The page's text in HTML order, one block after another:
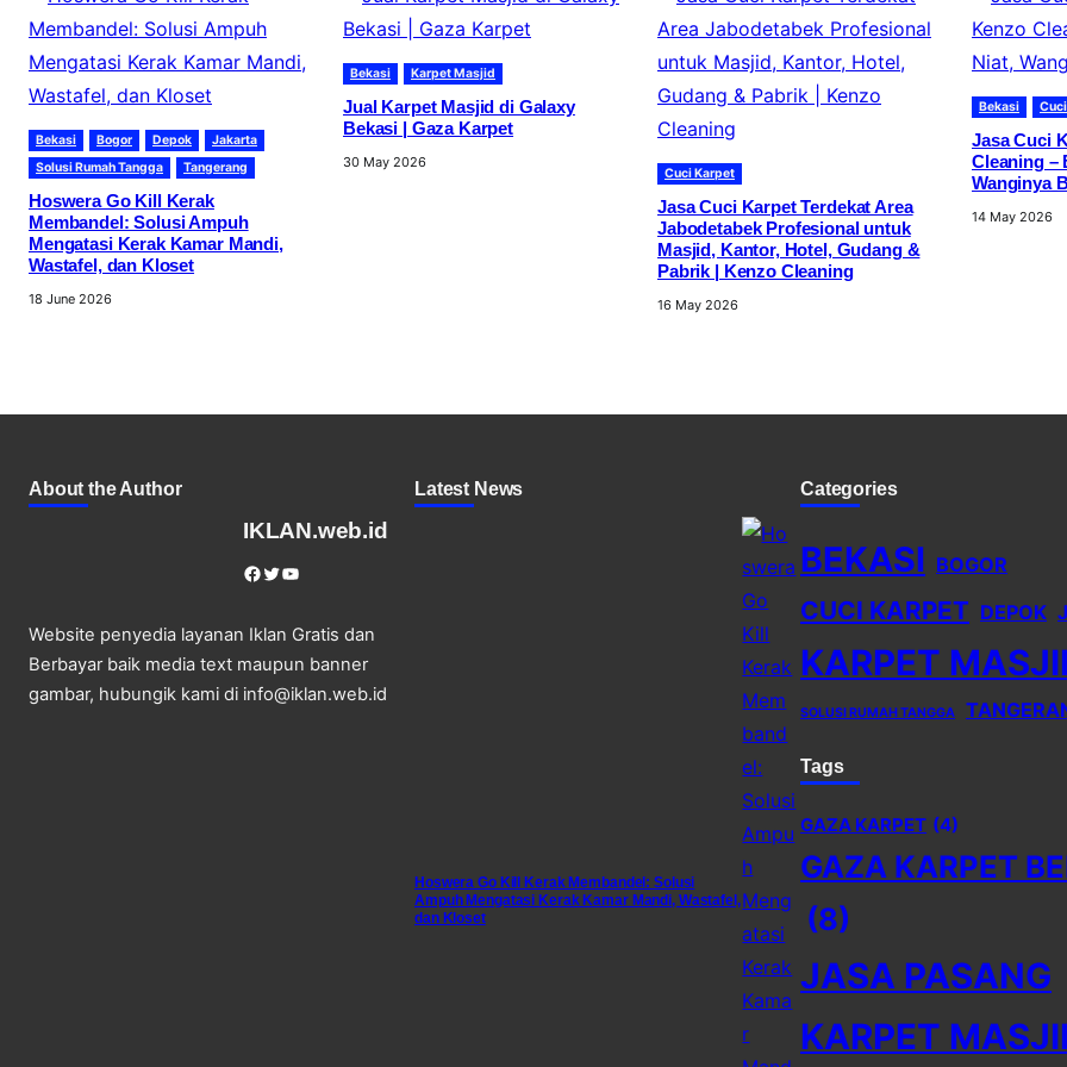
Bekasi Bogor Depok
Jakarta
Solusi Rumah Tangga
Tangerang
Hoswera Go Kill Kerak
Membandel: Solusi Ampuh
Mengatasi Kerak Kamar Mandi,
Wastafel, dan Kloset
18 June 2026
Bekasi Karpet Masjid
Jual Karpet Masjid di Galaxy
Bekasi | Gaza Karpet
30 May 2026
Cuci Karpet
Jasa Cuci Karpet Terdekat Area
Jabodetabek Profesional untuk
Masjid, Kantor, Hotel, Gudang &
Pabrik | Kenzo Cleaning
16 May 2026
Bekasi
Jasa Cuci
Cleaning –
Wanginya
14 May 2026
About the Author
IKLAN.web.id
Facebook Twitter YouTube
Website penyedia layanan Iklan Gratis dan
Berbayar baik media text maupun banner
gambar, hubungik kami di info@iklan.web.id
Latest News
Hoswera Go Kill Kerak Membandel: Solusi
Ampuh Mengatasi Kerak Kamar Mandi, Wastafel,
dan Kloset
Categories
BEKASI BOGOR
CUCI KARPET DEPOK
KARPET
SOLUSI RUMAH TANGGA
Tags
GAZA KARPET (4)
GAZA KARPET
(8)
JASA PASANG
KARPET